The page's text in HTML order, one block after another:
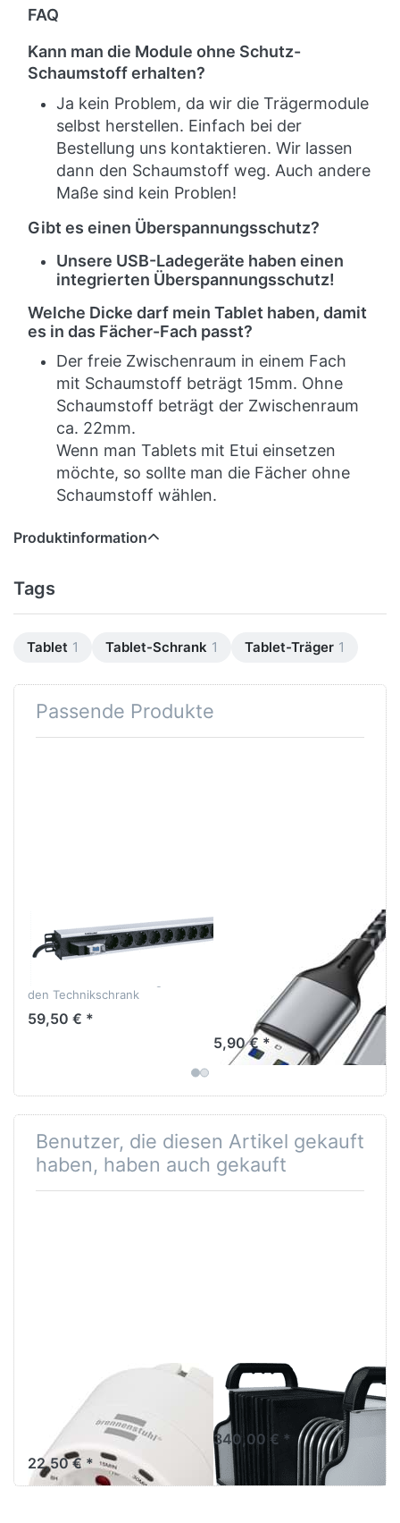
FAQ
Kann man die Module ohne Schutz-
Schaumstoff erhalten?
Ja kein Problem, da wir die Trägermodule
selbst herstellen. Einfach bei der
Bestellung uns kontaktieren. Wir lassen
dann den Schaumstoff weg. Auch andere
Maße sind kein Problen!
Gibt es einen Überspannungsschutz?
Unsere USB-Ladegeräte haben einen
integrierten Überspannungsschutz!
Welche Dicke darf mein Tablet haben, damit
es in das Fächer-Fach passt?
Der freie Zwischenraum in einem Fach
mit Schaumstoff beträgt 15mm. Ohne
Schaumstoff beträgt der Zwischenraum
ca. 22mm.
Wenn man Tablets mit Etui einsetzen
möchte, so sollte man die Fächer ohne
Schaumstoff wählen.
Produktinformation
Tags
Tablet 1 Tablet-Schrank 1 Tablet-Träger 1
Passende Produkte
12-fach Schuko
Stromversorgung
den Technikschrank
59,50 € *
Ladekabel
USB Typ-A-Stecker auf Typ-
C-Stecker, 1m Kabel
5,90 € *
Benutzer, die diesen Artikel gekauft
haben, haben auch gekauft
Countdown-
Timer für
Ladeschränke
22,50 € *
Tablet Transport
Box
340,00 € *